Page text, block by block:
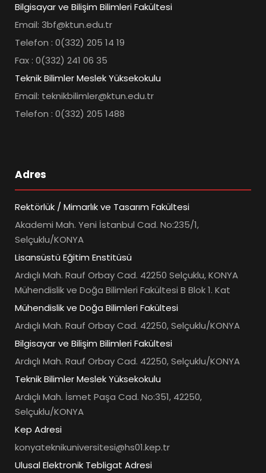
Bilgisayar ve Bilişim Bilimleri Fakültesi
Email: 3bf@ktun.edu.tr
Telefon : 0(332) 205 14 19
Fax : 0(332) 241 06 35
Teknik Bilimler Meslek Yüksekokulu
Email: teknikbilimler@ktun.edu.tr
Telefon : 0(332) 205 1488
Adres
Rektörlük / Mimarlık ve Tasarım Fakültesi
Akademi Mah. Yeni İstanbul Cad. No:235/1,
Selçuklu/KONYA
Lisansüstü Eğitim Enstitüsü
Ardıçlı Mah. Rauf Orbay Cad. 42250 Selçuklu, KONYA
Mühendislik ve Doğa Bilimleri Fakültesi B Blok 1. Kat
Mühendislik ve Doğa Bilimleri Fakültesi
Ardıçlı Mah. Rauf Orbay Cad. 42250, Selçuklu/KONYA
Bilgisayar ve Bilişim Bilimleri Fakültesi
Ardıçlı Mah. Rauf Orbay Cad. 42250, Selçuklu/KONYA
Teknik Bilimler Meslek Yüksekokulu
Ardıçlı Mah. İsmet Paşa Cad. No:351, 42250,
Selçuklu/KONYA
Kep Adresi
konyateknikuniversitesi@hs01.kep.tr
Ulusal Elektronik Tebligat Adresi